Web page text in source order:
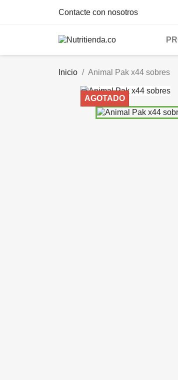
Contacte con nosotros
Inicio Animal Pak x44 sobres
AGOTADO
